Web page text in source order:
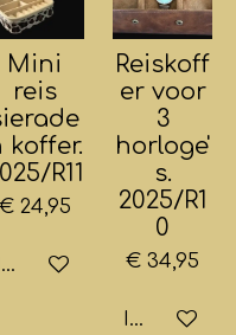
Mini
reis
koffer.
R11
€ 24,95
winkelwagen
Reiskoff
er voor
3
horloge'
s.
2025/R1
0
€ 34,95
In